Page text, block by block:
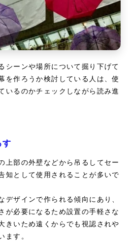
シーンや場所について掘り下げて
を作ろうか検討している人は、使
いるのかチェックしながら読み進
す
上部の外壁などから吊るしてセー
知として使用されることが多いで
デザインで作られる傾向にあり、
が必要になるため設置の手軽さな
きいため遠くからでも視認されや
ます。